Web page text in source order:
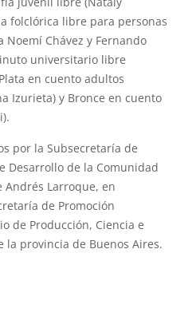
folclórica libre para personas
Chávez y Fernando
universitario libre
en cuento adultos
Izurieta) y Bronce en cuento
por la Subsecretaría de
Desarrollo de la Comunidad
Larroque, en
de Promoción
de Producción, Ciencia e
la provincia de Buenos Aires.